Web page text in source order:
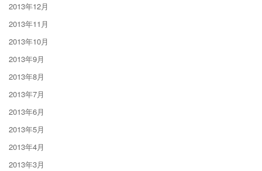
2013年12月
2013年11月
2013年10月
2013年9月
2013年8月
2013年7月
2013年6月
2013年5月
2013年4月
2013年3月